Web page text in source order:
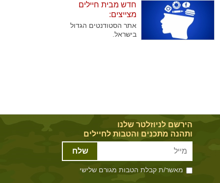
של החיילים להוציא
גימלים..
חדש מבית חיילים
מצייצים:
אתר הסטודנטים הגדול
בישראל.
הירשם לניוזלטר שלנו
ותהנה מתכנים והטבות לחיילים
שלח
מאשר/ת קבלת הטבות מגורם שלישי